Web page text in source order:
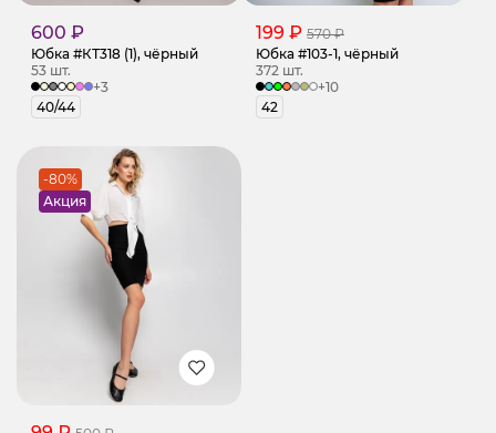
600 ₽
Юбка #КТ318 (1), чёрный
53 шт.
+3
40/44
199 ₽ 570 ₽
Юбка #103-1, чёрный
372 шт.
+10
42
-80%
Акция